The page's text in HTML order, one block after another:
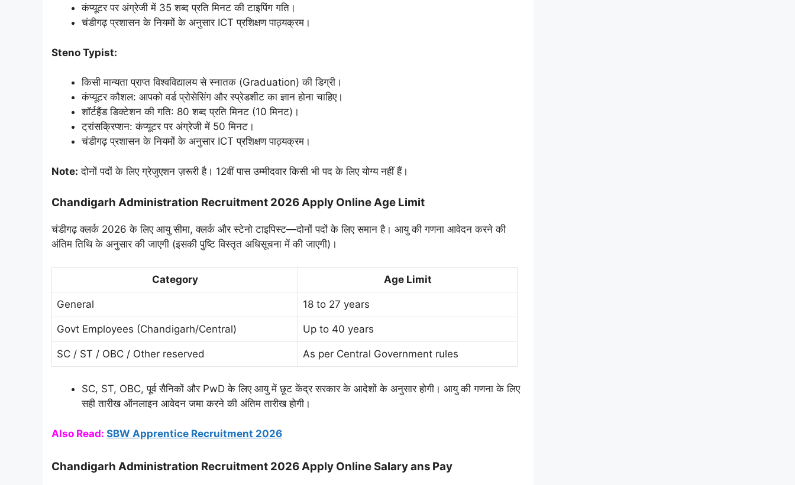
कंप्यूटर पर अंग्रेजी में 35 शब्द प्रति मिनट की टाइपिंग गति।
चंडीगढ़ प्रशासन के नियमों के अनुसार ICT प्रशिक्षण पाठ्यक्रम।
Steno Typist:
किसी मान्यता प्राप्त विश्वविद्यालय से स्नातक (Graduation) की डिग्री।
कंप्यूटर कौशल: आपको वर्ड प्रोसेसिंग और स्प्रेडशीट का ज्ञान होना चाहिए।
शॉर्टहैंड डिक्टेशन की गति: 80 शब्द प्रति मिनट (10 मिनट)।
ट्रांसक्रिप्शन: कंप्यूटर पर अंग्रेजी में 50 मिनट।
चंडीगढ़ प्रशासन के नियमों के अनुसार ICT प्रशिक्षण पाठ्यक्रम।
Note: दोनों पदों के लिए ग्रेजुएशन ज़रूरी है। 12वीं पास उम्मीदवार किसी भी पद के लिए योग्य नहीं हैं।
Chandigarh Administration Recruitment 2026 Apply OnlineAge Limit
चंडीगढ़ क्लर्क 2026 के लिए आयु सीमा, क्लर्क और स्टेनो टाइपिस्ट—दोनों पदों के लिए समान है। आयु की गणना आवेदन करने की
अंतिम तिथि के अनुसार की जाएगी (इसकी पुष्टि विस्तृत अधिसूचना में की जाएगी)।
Category Age Limit
General 18 to 27 years
Govt Employees (Chandigarh/Central) Up to 40 years
SC / ST / OBC / Other reserved As per Central Government rules
SC, ST, OBC, पूर्व सैनिकों और PwD के लिए आयु में छूट केंद्र सरकार के आदेशों के अनुसार होगी। आयु की गणना के लिए
सही तारीख ऑनलाइन आवेदन जमा करने की अंतिम तारीख होगी।
Also Read: SBW Apprentice Recruitment 2026
Chandigarh Administration Recruitment 2026 Apply Online Salary ans Pay